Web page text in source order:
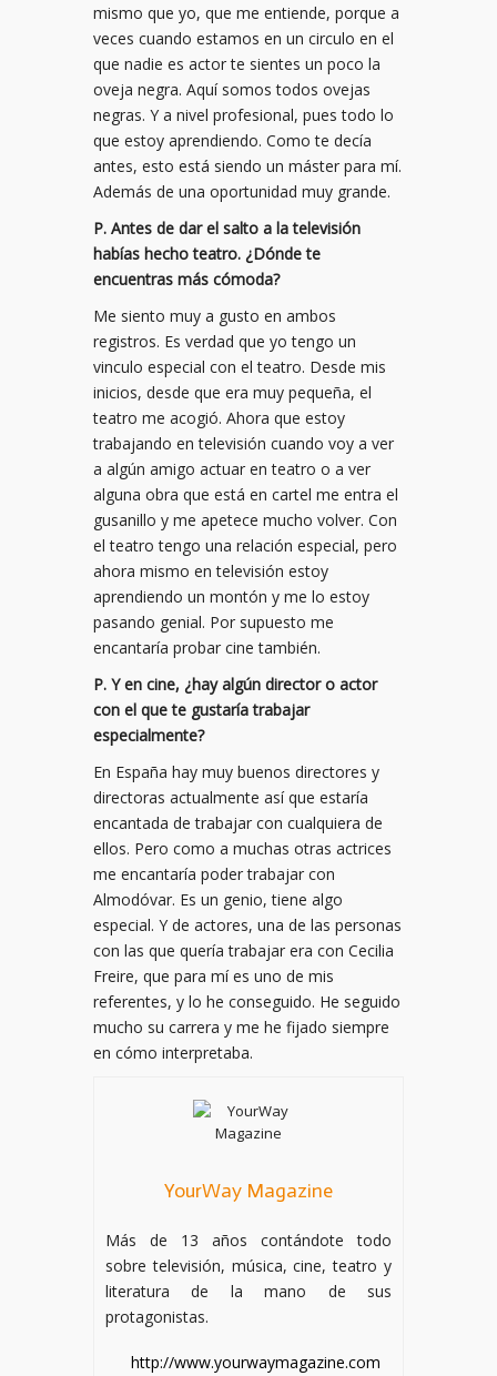
mismo que yo, que me entiende, porque a
veces cuando estamos en un circulo en el
que nadie es actor te sientes un poco la
oveja negra. Aquí somos todos ovejas
negras. Y a nivel profesional, pues todo lo
que estoy aprendiendo. Como te decía
antes, esto está siendo un máster para mí.
Además de una oportunidad muy grande.
P. Antes de dar el salto a la televisión
habías hecho teatro. ¿Dónde te
encuentras más cómoda?
Me siento muy a gusto en ambos
registros. Es verdad que yo tengo un
vinculo especial con el teatro. Desde mis
inicios, desde que era muy pequeña, el
teatro me acogió. Ahora que estoy
trabajando en televisión cuando voy a ver
a algún amigo actuar en teatro o a ver
alguna obra que está en cartel me entra el
gusanillo y me apetece mucho volver. Con
el teatro tengo una relación especial, pero
ahora mismo en televisión estoy
aprendiendo un montón y me lo estoy
pasando genial. Por supuesto me
encantaría probar cine también.
P. Y en cine, ¿hay algún director o actor
con el que te gustaría trabajar
especialmente?
En España hay muy buenos directores y
directoras actualmente así que estaría
encantada de trabajar con cualquiera de
ellos. Pero como a muchas otras actrices
me encantaría poder trabajar con
Almodóvar. Es un genio, tiene algo
especial. Y de actores, una de las personas
con las que quería trabajar era con Cecilia
Freire, que para mí es uno de mis
referentes, y lo he conseguido. He seguido
mucho su carrera y me he fijado siempre
en cómo interpretaba.
YourWay Magazine
Más de 13 años contándote todo
sobre televisión, música, cine, teatro y
literatura de la mano de sus
protagonistas.
http://www.yourwaymagazine.com